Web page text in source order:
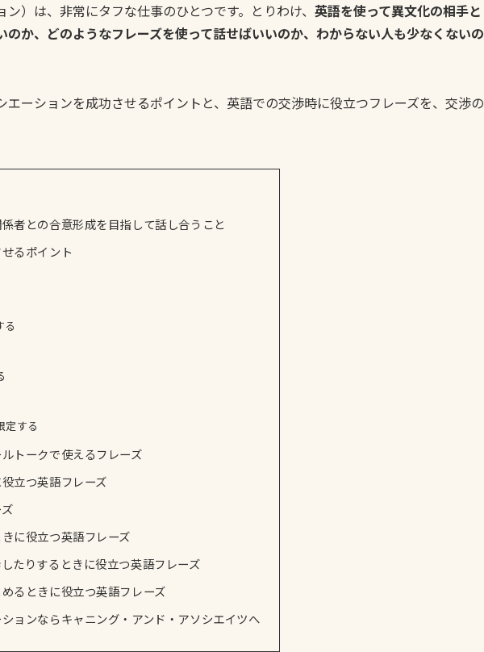
）は、非常にタフな仕事のひとつです。とりわけ、 英語を使って異文化の相手と
か、どのようなフレーズを使って話せばいいのか、わからない人も少なくないの
エーションを成功させるポイントと、英語での交渉時に役立つフレーズを、交渉の
者との合意形成を目指して話し合うこと
るポイント
る
定する
トークで使えるフレーズ
立つ英語フレーズ
に役立つ英語フレーズ
たりするときに役立つ英語フレーズ
るときに役立つ英語フレーズ
ョンならキャニング・アンド・アソシエイツへ